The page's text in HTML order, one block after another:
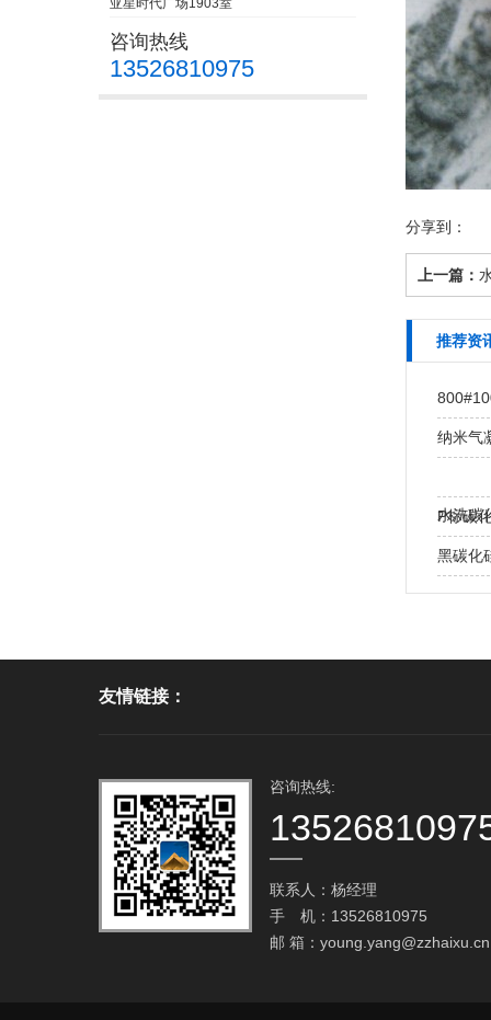
亚星时代广场1903室
咨询热线
13526810975
分享到：
上一篇：
推荐资
纳米气
水洗碳
P标碳
黑碳化
友情链接：
咨询热线:
联系人：杨经理
手 机：13526810975
邮 箱： young.yang@zzhaixu.cn